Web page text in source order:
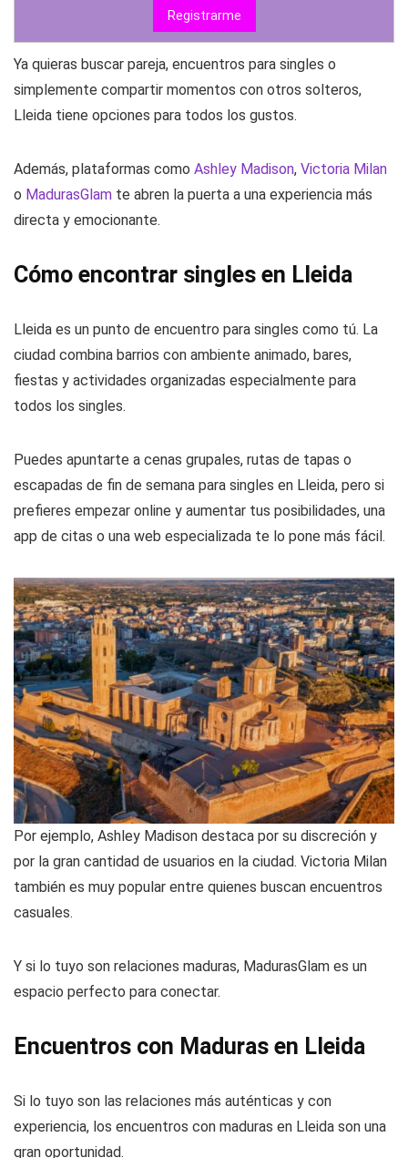
Registrarme
Ya quieras buscar pareja, encuentros para singles o
simplemente compartir momentos con otros solteros,
Lleida tiene opciones para todos los gustos.
Además, plataformas como Ashley Madison, Victoria Milan
o MadurasGlam te abren la puerta a una experiencia más
directa y emocionante.
Cómo encontrar singles en Lleida
Lleida es un punto de encuentro para singles como tú. La
ciudad combina barrios con ambiente animado, bares,
fiestas y actividades organizadas especialmente para
todos los singles.
Puedes apuntarte a cenas grupales, rutas de tapas o
escapadas de fin de semana para singles en Lleida, pero si
prefieres empezar online y aumentar tus posibilidades, una
app de citas o una web especializada te lo pone más fácil.
Por ejemplo, Ashley Madison destaca por su discreción y
por la gran cantidad de usuarios en la ciudad. Victoria Milan
también es muy popular entre quienes buscan encuentros
casuales.
Y si lo tuyo son relaciones maduras, MadurasGlam es un
espacio perfecto para conectar.
Encuentros con Maduras en Lleida
Si lo tuyo son las relaciones más auténticas y con
experiencia, los encuentros con maduras en Lleida son una
gran oportunidad.